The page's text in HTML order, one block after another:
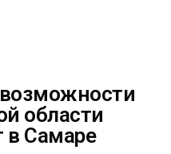
области
в Самаре